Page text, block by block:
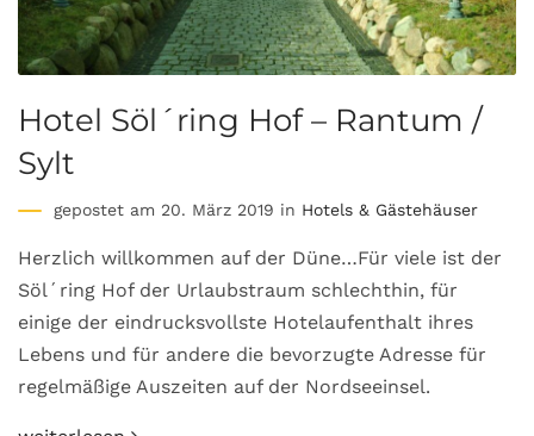
Hotel Söl´ring Hof – Rantum /
Sylt
gepostet am 20. März 2019 in Hotels & Gästehäuser
Herzlich willkommen auf der Düne…Für viele ist der
Söl´ring Hof der Urlaubstraum schlechthin, für
einige der eindrucksvollste Hotelaufenthalt ihres
Lebens und für andere die bevorzugte Adresse für
regelmäßige Auszeiten auf der Nordseeinsel.